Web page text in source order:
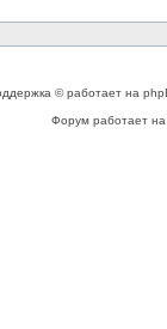
© работает на
Форум работает